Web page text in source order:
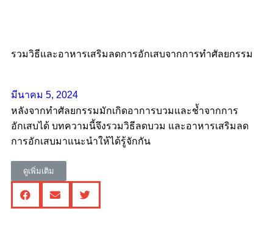
รวมวิธีและอาหารเสริมลดการอักเสบจากการทำศัลยกรรม
มีนาคม 5, 2024
หลังจากทำศัลยกรรมมักเกิดอาการบวมและช้ำจากการ
อักเสบได้ บทความนี้จึงรวมวิธีลดบวม และอาหารเสริมลด
การอักเสบมาแนะนำให้ได้รู้จักกัน
ดูเพิ่มเติม